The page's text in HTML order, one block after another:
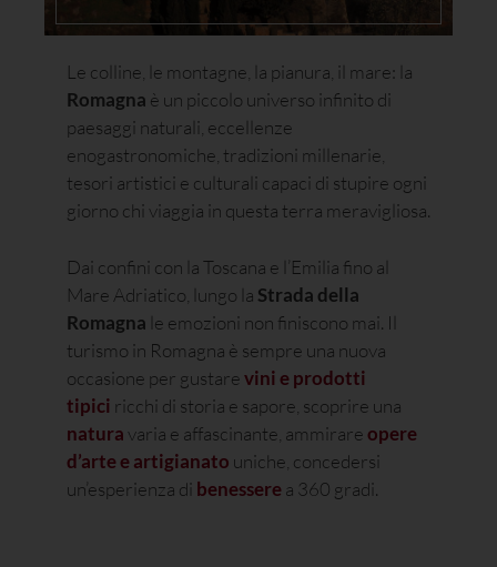
Le colline, le montagne, la pianura, il mare: la
Romagna è un piccolo universo infinito di
paesaggi naturali, eccellenze
enogastronomiche, tradizioni millenarie,
tesori artistici e culturali capaci di stupire ogni
giorno chi viaggia in questa terra meravigliosa.
Dai confini con la Toscana e l’Emilia fino al
Mare Adriatico, lungo la Strada della
Romagna le emozioni non finiscono mai. Il
turismo in Romagna è sempre una nuova
occasione per gustarevini e prodotti
tipici ricchi di storia e sapore, scoprire una
natura varia e affascinante, ammirareopere
d’arte e artigianato uniche, concedersi
un’esperienza di benessere a 360 gradi.